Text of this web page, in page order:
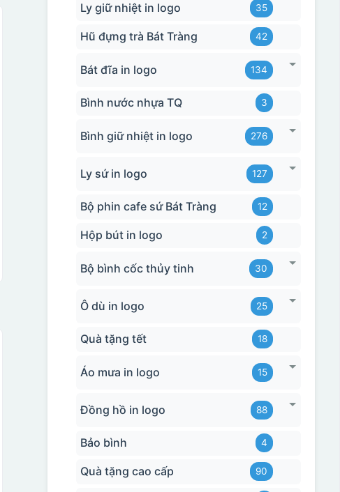
Ly giữ nhiệt in logo 35
Hũ đựng trà Bát Tràng 42
Bát đĩa in logo 134
Bình nước nhựa TQ 3
Bình giữ nhiệt in logo 276
Ly sứ in logo 127
Bộ phin cafe sứ Bát Tràng 12
Hộp bút in logo 2
Bộ bình cốc thủy tinh 30
Ô dù in logo 25
Quà tặng tết 18
Áo mưa in logo 15
Đồng hồ in logo 88
Bảo bình 4
Quà tặng cao cấp 90